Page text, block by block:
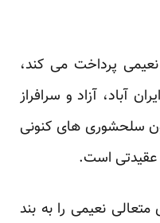
پرداخت می کند،
آباد، آزاد و سرافراز
سلحشوری های کنونی
عقیدتی است.
نعیمی را به بند